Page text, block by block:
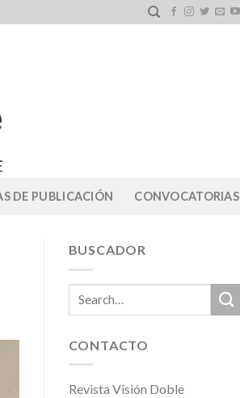
DE PUBLICACIÓN CONVOCATORIAS
BUSCADOR
CONTACTO
Revista Visión Doble